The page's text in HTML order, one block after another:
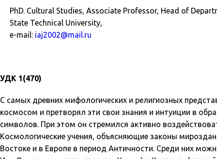
PhD. Cultural Studies, Associate Professor, Head of
State Technical University,
e-mail: iaj2002@mail.ru
УДК 1(470)
С самых древних мифологических и религиозных
космосом и претворял эти свои знания и интуиции в
символов. При этом он стремился активно
Космологические учения, объясняющие законы
Востоке и в Европе в период Античности. Среди них